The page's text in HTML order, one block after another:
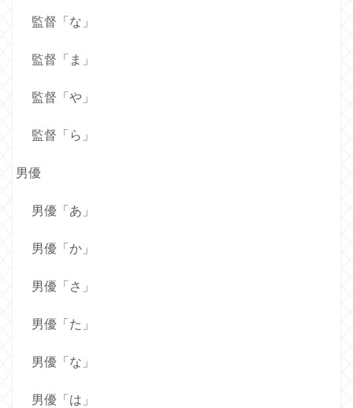
監督「な」
監督「ま」
監督「や」
監督「ら」
男優
男優「あ」
男優「か」
男優「さ」
男優「た」
男優「な」
男優「は」